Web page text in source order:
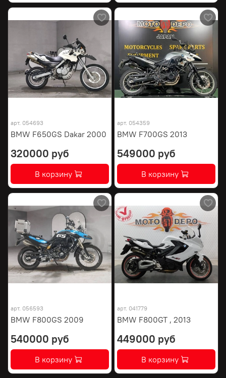
арт. 054693
BMW F650GS Dakar 2000
320000 руб
В корзину
арт. 054359
BMW F700GS 2013
549000 руб
В корзину
арт. 056593
BMW F800GS 2009
540000 руб
В корзину
арт. 041779
BMW F800GT , 2013
449000 руб
В корзину